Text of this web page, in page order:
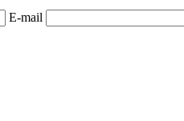
E-mail